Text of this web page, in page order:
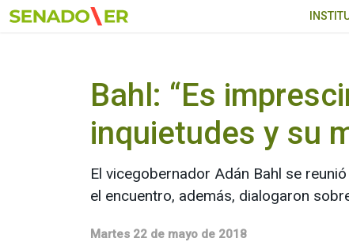
Ir al menú principal
Bahl: “Es
inquietudes y su
El vicegobernador Adán Bahl se
el encuentro, además, dialogaron
Martes 22 de mayo de 2018